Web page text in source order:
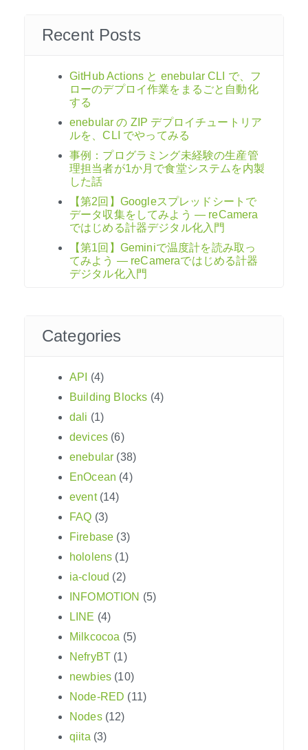
Recent Posts
GitHub Actions と enebular CLI で、フ
ローのデプロイ作業をまるごと自動化
する
enebular の ZIP デプロイチュートリア
ルを、CLI でやってみる
事例：プログラミング未経験の生産管
理担当者が1か月で食堂システムを内製
した話
【第2回】Googleスプレッドシートで
データ収集をしてみよう ― reCamera
ではじめる計器デジタル化入門
【第1回】Geminiで温度計を読み取っ
てみよう ― reCameraではじめる計器
デジタル化入門
Categories
API
(4)
Building Blocks (4)
dali (1)
devices (6)
enebular (38)
EnOcean (4)
event(14)
FAQ (3)
Firebase (3)
hololens (1)
ia-cloud (2)
INFOMOTION (5)
LINE (4)
Milkcocoa (5)
NefryBT (1)
newbies (10)
Node-RED (11)
Nodes(12)
qiita(3)